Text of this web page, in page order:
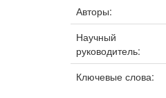
Авторы:
Научный
руководитель:
Ключевые слова: